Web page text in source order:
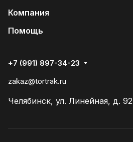
Компания
Помощь
+7 (991) 897-34-23
zakaz@tortrak.ru
Челябинск, ул. Линейная, д. 92